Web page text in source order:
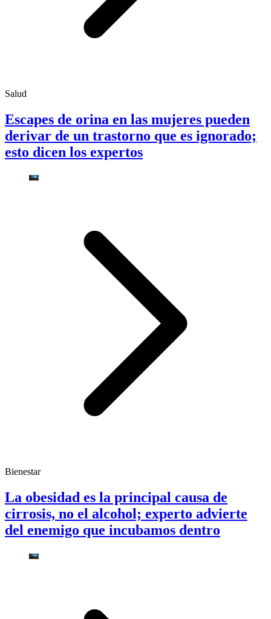
Salud
Escapes de orina en las mujeres pueden
derivar de un trastorno que es ignorado;
esto dicen los expertos
Bienestar
La obesidad es la principal causa de
cirrosis, no el alcohol; experto advierte
del enemigo que incubamos dentro